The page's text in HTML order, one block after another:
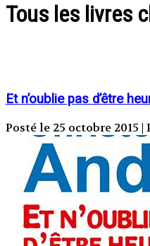
Tous les livres
Et n’oublie pas d’être
Posté le 25 octobre 2015 |